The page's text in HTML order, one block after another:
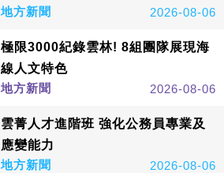
地方新聞
2026-08-06
極限3000紀錄雲林! 8組團隊展現海
線人文特色
地方新聞
2026-08-06
雲菁人才進階班 強化公務員專業及
應變能力
地方新聞
2026-08-06